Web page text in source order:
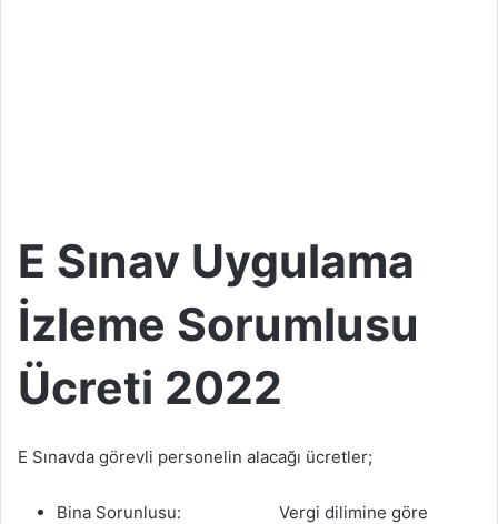
E Sınav Uygulama
İzleme Sorumlusu
Ücreti 2022
E Sınavda görevli personelin alacağı ücretler;
Bina Sorunlusu: Vergi dilimine göre